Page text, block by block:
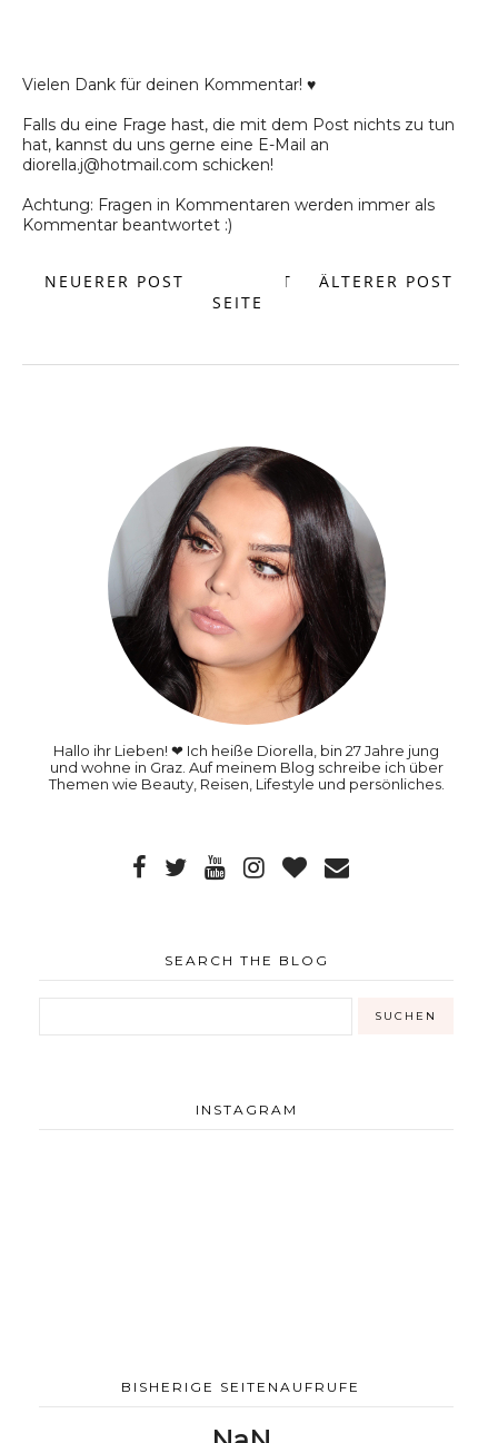
Vielen Dank für deinen Kommentar! ♥
Falls du eine Frage hast, die mit dem Post nichts zu tun
hat, kannst du uns gerne eine E-Mail an
diorella.j@hotmail.com schicken!
Achtung: Fragen in Kommentaren werden immer als
Kommentar beantwortet :)
NEUERER POST ÄLTERER POST
START
SEITE
Hallo ihr Lieben! ❤ Ich heiße Diorella, bin 27 Jahre jung
und wohne in Graz. Auf meinem Blog schreibe ich über
Themen wie Beauty, Reisen, Lifestyle und persönliches.
SEARCH THE BLOG
INSTAGRAM
BISHERIGE SEITENAUFRUFE